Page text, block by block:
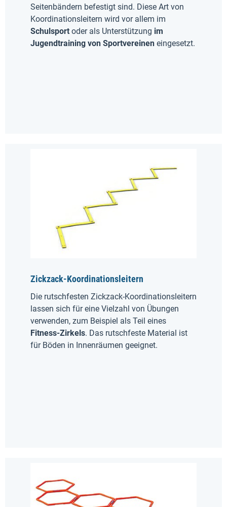
Seitenbändern befestigt sind. Diese Art von
Koordinationsleitern wird vor allem im
Schulsport oder als Unterstützung im
Jugendtraining von Sportvereinen eingesetzt.
Zickzack-Koordinationsleitern
Die rutschfesten Zickzack-Koordinationsleitern
lassen sich für eine Vielzahl von Übungen
verwenden, zum Beispiel als Teil eines
Fitness-Zirkels. Das rutschfeste Material ist
für Böden in Innenräumen geeignet.